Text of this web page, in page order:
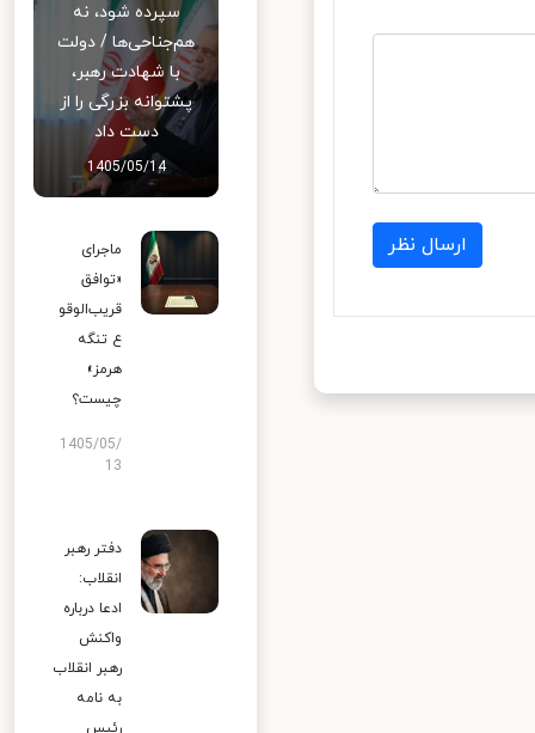
ارسال نظر
سپرده شود، نه
هم‌جناحی‌ها / دولت
با شهادت رهبر،
پشتوانه بزرگی را از
دست داد
1405/05/14
ماجرای
«توافق
قریب‌الوقو
ع تنگه
هرمز»
چیست؟
1405/05/
13
دفتر رهبر
انقلاب:
ادعا درباره
واکنش
رهبر انقلاب
به نامه
رئیس